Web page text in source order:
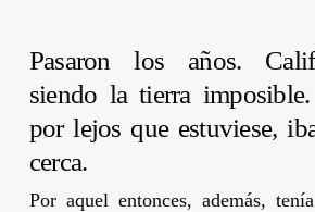
Pasaron los años.
siendo la tierra
por lejos que estuviese,
cerca.
Por aquel entonces, además,